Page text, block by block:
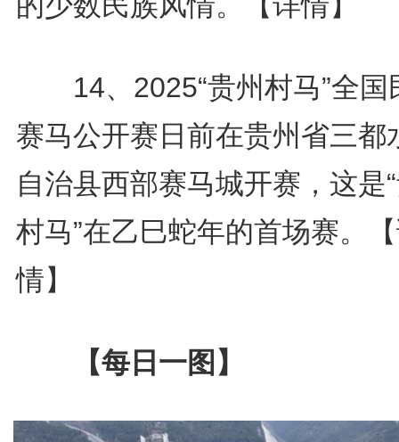
14、2025“贵州村马”全国
赛马公开赛日前在贵州省三都
自治县西部赛马城开赛，这是
村马”在乙巳蛇年的首场赛。
情】
【每日一图】